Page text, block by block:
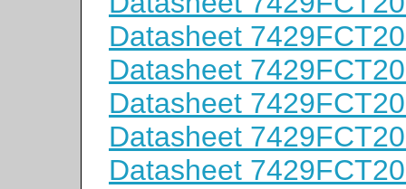
Datasheet
Datasheet
Datasheet
Datasheet
Datasheet